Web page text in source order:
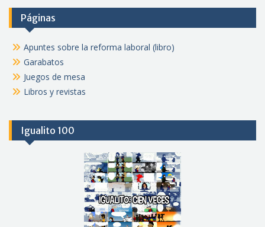
Páginas
Apuntes sobre la reforma laboral (libro)
Garabatos
Juegos de mesa
Libros y revistas
Igualito 100